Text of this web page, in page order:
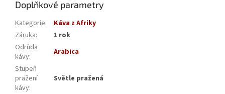
Doplňkové parametry
Kategorie:
Káva z Afriky
Záruka:
1 rok
Odrůda
kávy:
Arabica
Stupeň
pražení
kávy:
Světle pražená